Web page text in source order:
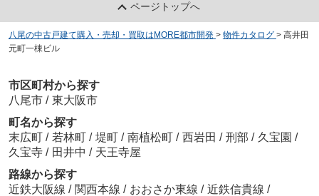
ページトップへ
八尾の中古戸建て購入・売却・買取はMORE都市開発 > 物件カタログ > 高井田
元町一棟ビル
市区町村から探す
八尾市 / 東大阪市
町名から探す
末広町 / 若林町 / 堤町 / 南植松町 / 西岩田 / 刑部 / 久宝園 /
久宝寺 / 田井中 / 天王寺屋
路線から探す
近鉄大阪線 / 関西本線 / おおさか東線 / 近鉄信貴線 /